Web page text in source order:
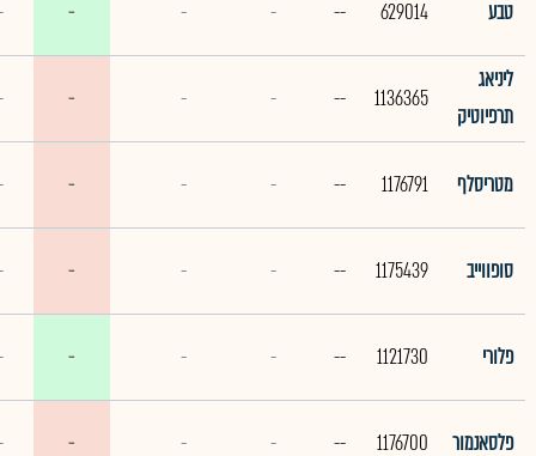
טבע 629014
--
-
-
-
ליניאג
תרפיוטיק
1136365
--
-
-
-
מטריסלף 1176791
--
-
-
-
סופווייב 1175439
--
-
-
-
פלורי 1121730
--
-
-
-
פלסאנמור 1176700
--
-
-
-